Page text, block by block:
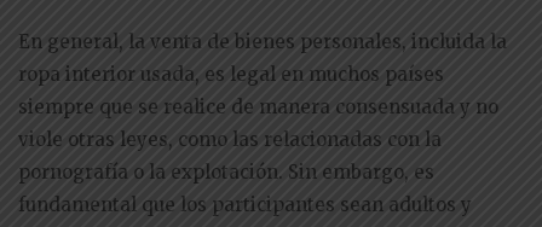
En general, la venta de bienes personales, incluida la
ropa interior usada, es legal en muchos países
siempre que se realice de manera consensuada y no
viole otras leyes, como las relacionadas con la
pornografía o la explotación. Sin embargo, es
fundamental que los participantes sean adultos y